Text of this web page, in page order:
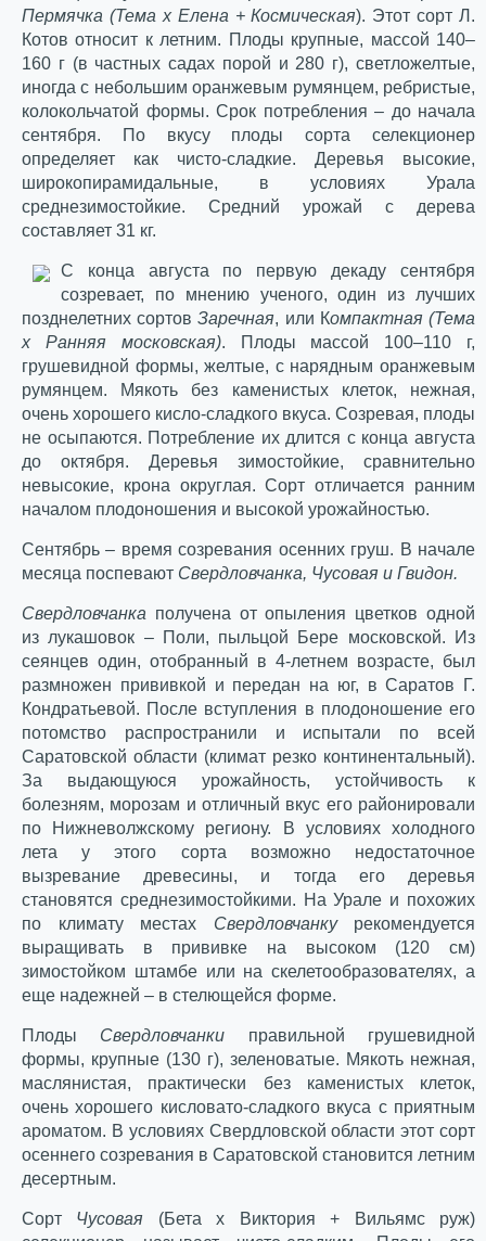
Пермячка (Тема х Елена + Космическая). Этот сорт Л.
Котов относит к летним. Плоды крупные, массой 140–
160 г (в частных садах порой и 280 г), светложелтые,
иногда с небольшим оранжевым румянцем, ребристые,
колокольчатой формы. Срок потребления – до начала
сентября. По вкусу плоды сорта селекционер
определяет как чисто-сладкие. Деревья высокие,
широкопирамидальные, в условиях Урала
среднезимостойкие. Средний урожай с дерева
составляет 31 кг.
С конца августа по первую декаду сентября
созревает, по мнению ученого, один из лучших
позднелетних сортовЗаречная, или Компактная (Тема
х Ранняя московская). Плоды массой 100–110 г,
грушевидной формы, желтые, с нарядным оранжевым
румянцем. Мякоть без каменистых клеток, нежная,
очень хорошего кисло-сладкого вкуса. Созревая, плоды
не осыпаются. Потребление их длится с конца августа
до октября. Деревья зимостойкие, сравнительно
невысокие, крона округлая. Сорт отличается ранним
началом плодоношения и высокой урожайностью.
Сентябрь – время созревания осенних груш. В начале
месяца поспевают Свердловчанка, Чусовая и Гвидон.
Свердловчанка получена от опыления цветков одной
из лукашовок – Поли, пыльцой Бере московской. Из
сеянцев один, отобранный в 4-летнем возрасте, был
размножен прививкой и передан на юг, в Саратов Г.
Кондратьевой. После вступления в плодоношение его
потомство распространили и испытали по всей
Саратовской области (климат резко континентальный).
За выдающуюся урожайность, устойчивость к
болезням, морозам и отличный вкус его районировали
по Нижневолжскому региону. В условиях холодного
лета у этого сорта возможно недостаточное
вызревание древесины, и тогда его деревья
становятся среднезимостойкими. На Урале и похожих
по климату местах Свердловчанку рекомендуется
выращивать в прививке на высоком (120 см)
зимостойком штамбе или на скелетообразователях, а
еще надежней – в стелющейся форме.
Плоды Свердловчанки правильной грушевидной
формы, крупные (130 г), зеленоватые. Мякоть нежная,
маслянистая, практически без каменистых клеток,
очень хорошего кисловато-сладкого вкуса с приятным
ароматом. В условиях Свердловской области этот сорт
осеннего созревания в Саратовской становится летним
десертным.
Сорт Чусовая (Бета х Виктория + Вильямс руж)